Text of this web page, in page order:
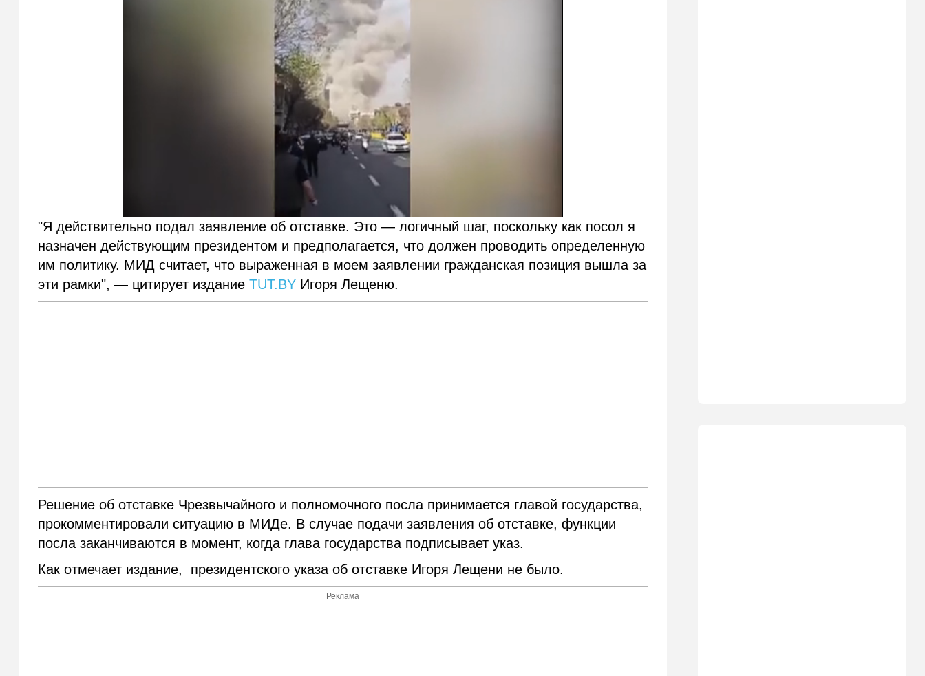
"Я действительно подал заявление об отставке. Это — логичный шаг, поскольку как посол я
назначен действующим президентом и предполагается, что должен проводить определенную
им политику. МИД считает, что выраженная в моем заявлении гражданская позиция вышла за
эти рамки", — цитирует изданиеTUT.BY Игоря Лещеню.
Решение об отставке Чрезвычайного и полномочного посла принимается главой государства,
прокомментировали ситуацию в МИДе. В случае подачи заявления об отставке, функции
посла заканчиваются в момент, когда глава государства подписывает указ.
Как отмечает издание, президентского указа об отставке Игоря Лещени не было.
Реклама